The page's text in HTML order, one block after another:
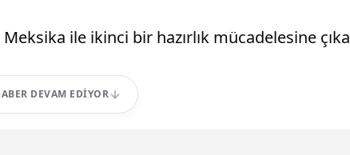
ile ikinci bir hazırlık mücadelesine
DEVAM EDIYOR